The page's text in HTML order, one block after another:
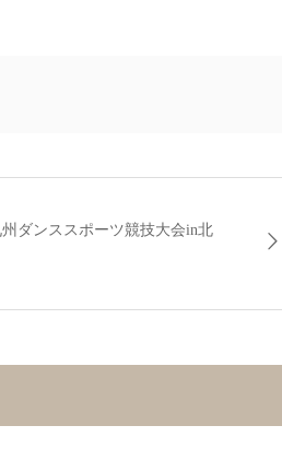
州ダンススポーツ競技大会in北